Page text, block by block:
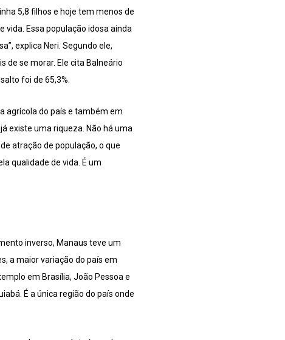
5,8 filhos e hoje tem menos de
Essa população idosa ainda
explica Neri. Segundo ele,
de se morar. Ele cita Balneário
foi de 65,3%.
agrícola do país e também em
existe uma riqueza. Não há uma
atração de população, o que
qualidade de vida. É um
inverso, Manaus teve um
a maior variação do país em
em Brasília, João Pessoa e
É a única região do país onde